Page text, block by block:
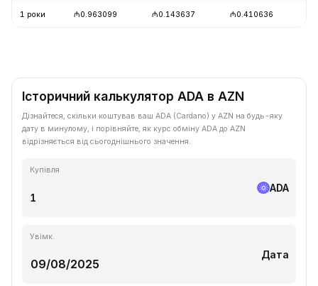
1 роки ₼0.963099 ₼0.143637 ₼0.410636
Історичний калькулятор ADA в AZN
Дізнайтеся, скільки коштував ваш ADA (Cardano) у AZN на будь-яку
дату в минулому, і порівняйте, як курс обміну ADA до AZN
відрізняється від сьогоднішнього значення.
Купівля
ADA
Увімк.
Дата